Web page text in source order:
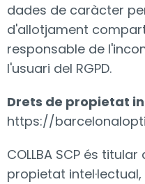
dades de caràcter
d'allotjament
responsable de
l'usuari del RGPD.
Drets de propietat
https://
COLLBA SCP és
propietat